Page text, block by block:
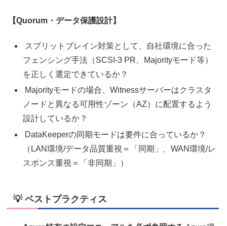
【Quorum・データ保護設計】
スプリットブレイン対策として、自社環境に合った
フェンシング手法（SCSI-3 PR、Majorityモード等）
を正しく選定できているか？
Majorityモードの場合、Witnessサーバーはクラスタ
ノードと異なる可用性ゾーン（AZ）に配置するよう
設計しているか？
DataKeeperの同期モードは要件に合っているか？
（LAN環境/データ品質重視＝「同期」、WAN環境/レ
スポンス重視＝「非同期」）
💡 ベストプラクティス